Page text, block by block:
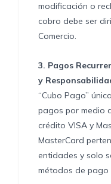
modificación o
cobro debe ser
Comercio.
3. Pagos
y
“Cubo Pago”
pagos por medio
crédito VISA y
MasterCard
entidades y solo
métodos de pago